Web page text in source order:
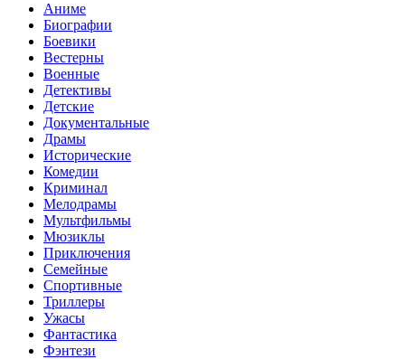
Аниме
Биографии
Боевики
Вестерны
Военные
Детективы
Детские
Документальные
Драмы
Исторические
Комедии
Криминал
Мелодрамы
Мультфильмы
Мюзиклы
Приключения
Семейные
Спортивные
Триллеры
Ужасы
Фантастика
Фэнтези